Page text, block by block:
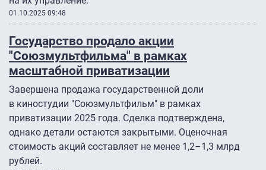
01.10.2025 09:48
Государство продало акции
"Союзмультфильма" в рамках
масштабной приватизации
Завершена продажа государственной доли
в киностудии "Союзмультфильм" в рамках
приватизации 2025 года. Сделка подтверждена,
однако детали остаются закрытыми. Оценочная
стоимость акций составляет не менее 1,2–1,3 млрд
рублей.